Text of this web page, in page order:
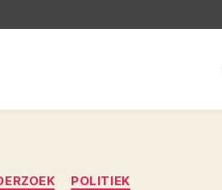
Categorieën
POLITIEK